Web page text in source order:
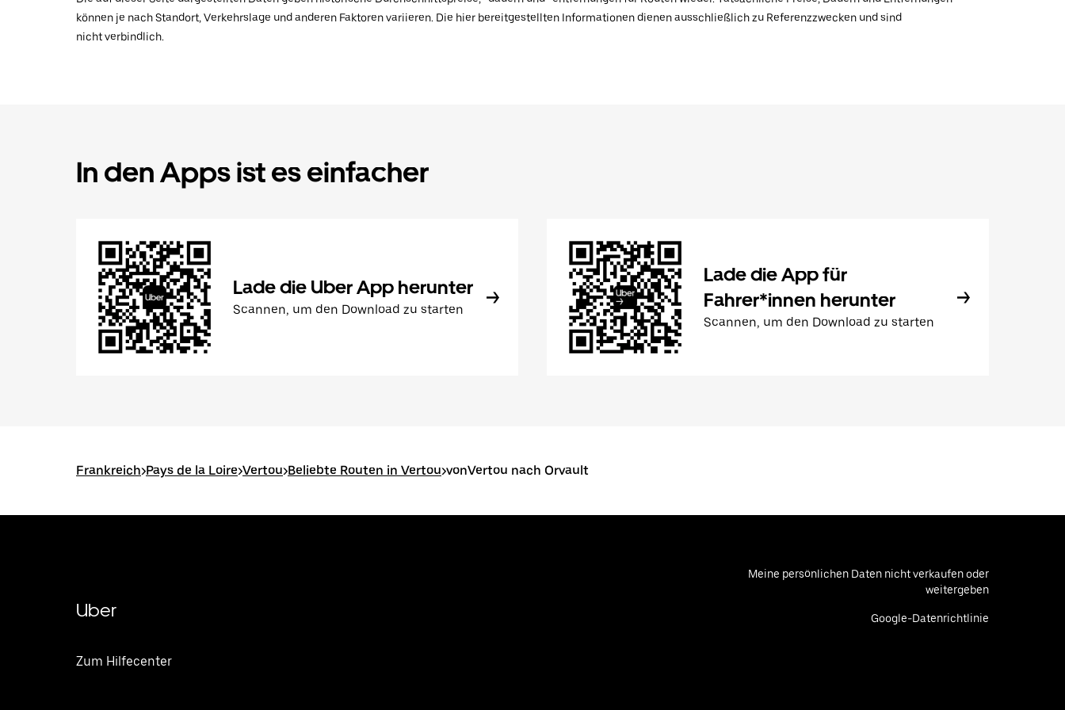
können je nach Standort, Verkehrslage und anderen Faktoren variieren. Die hier bereitgestellten Informationen dienen ausschließlich zu Referenzzwecken und sind
nicht verbindlich.
In den Apps ist es einfacher
Lade die Uber App herunter
Scannen, um den Download zu starten
Lade die App für
Fahrer*innen herunter
Scannen, um den Download zu starten
Frankreich>Pays de la Loire>Vertou>Beliebte Routen in Vertou>vonVertou nach Orvault
Uber
Zum Hilfecenter
Meine persönlichen Daten nicht verkaufen oder
weitergeben
Google-Datenrichtlinie